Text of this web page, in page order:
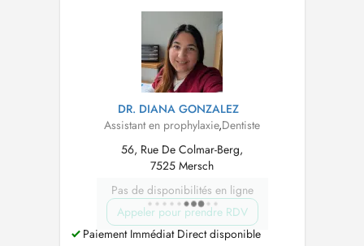
DR. DIANA GONZALEZ
Assistant en prophylaxie,Dentiste
56, Rue De Colmar-Berg,
7525 Mersch
Pas de disponibilités en ligne
Appeler pour prendre RDV
Paiement Immédiat Direct disponible